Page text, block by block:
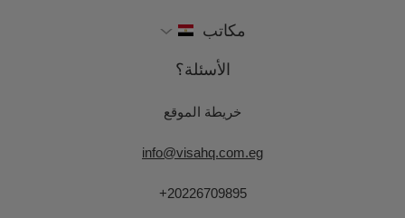
مكاتب
الأسئلة؟
خريطة الموقع
info@visahq.com.eg
+20226709895